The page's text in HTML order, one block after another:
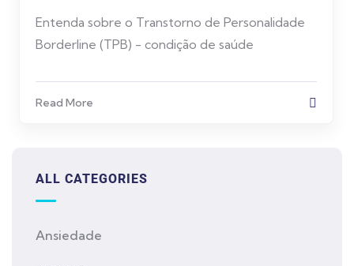
Entenda sobre o Transtorno de Personalidade
Borderline (TPB) - condição de saúde
Read More
ALL CATEGORIES
Ansiedade